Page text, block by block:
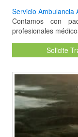
Servicio Ambulancia
Contamos con
profesionales
Solicite